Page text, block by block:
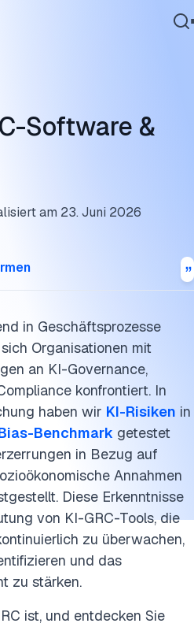
Software &
am 23. Juni 2026
in Geschäftsprozesse
Organisationen mit
an KI-Governance,
konfrontiert. In
haben wir KI-Risiken in
Benchmark getestet
in Bezug auf
Annahmen
Diese Erkenntnisse
von KI-GRC-Tools, die
zu überwachen,
und das
zu stärken.
ist, und entdecken Sie